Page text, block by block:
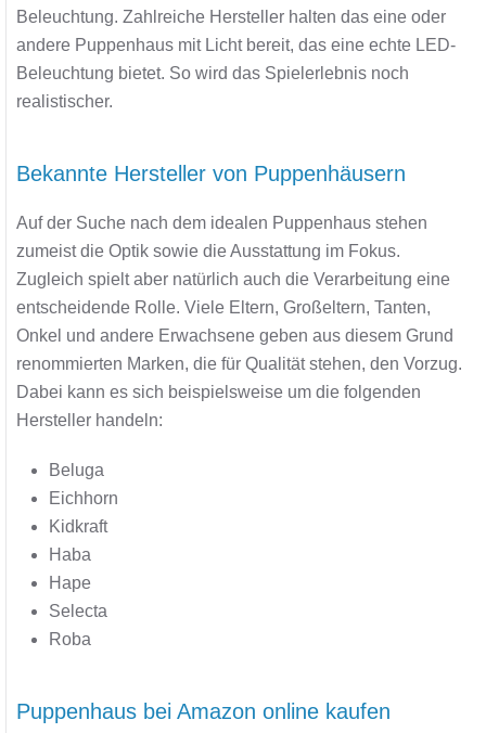
Beleuchtung. Zahlreiche Hersteller halten das eine oder
andere Puppenhaus mit Licht bereit, das eine echte LED-
Beleuchtung bietet. So wird das Spielerlebnis noch
realistischer.
Bekannte Hersteller von Puppenhäusern
Auf der Suche nach dem idealen Puppenhaus stehen
zumeist die Optik sowie die Ausstattung im Fokus.
Zugleich spielt aber natürlich auch die Verarbeitung eine
entscheidende Rolle. Viele Eltern, Großeltern, Tanten,
Onkel und andere Erwachsene geben aus diesem Grund
renommierten Marken, die für Qualität stehen, den Vorzug.
Dabei kann es sich beispielsweise um die folgenden
Hersteller handeln:
Beluga
Eichhorn
Kidkraft
Haba
Hape
Selecta
Roba
Puppenhaus bei Amazon online kaufen